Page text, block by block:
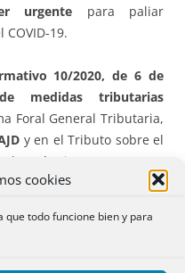
cookies
que todo funcione bien y para
urgente para paliar
19.
10/2020, de 6 de
de medidas tributarias
Foral General Tributaria,
y en el Tributo sobre el
de máquinas o aparatos
COVID-19.
, de 21 de octubre (BOB
Generales del Territorio